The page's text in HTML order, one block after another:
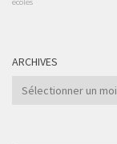
ARCHIVES
Archives